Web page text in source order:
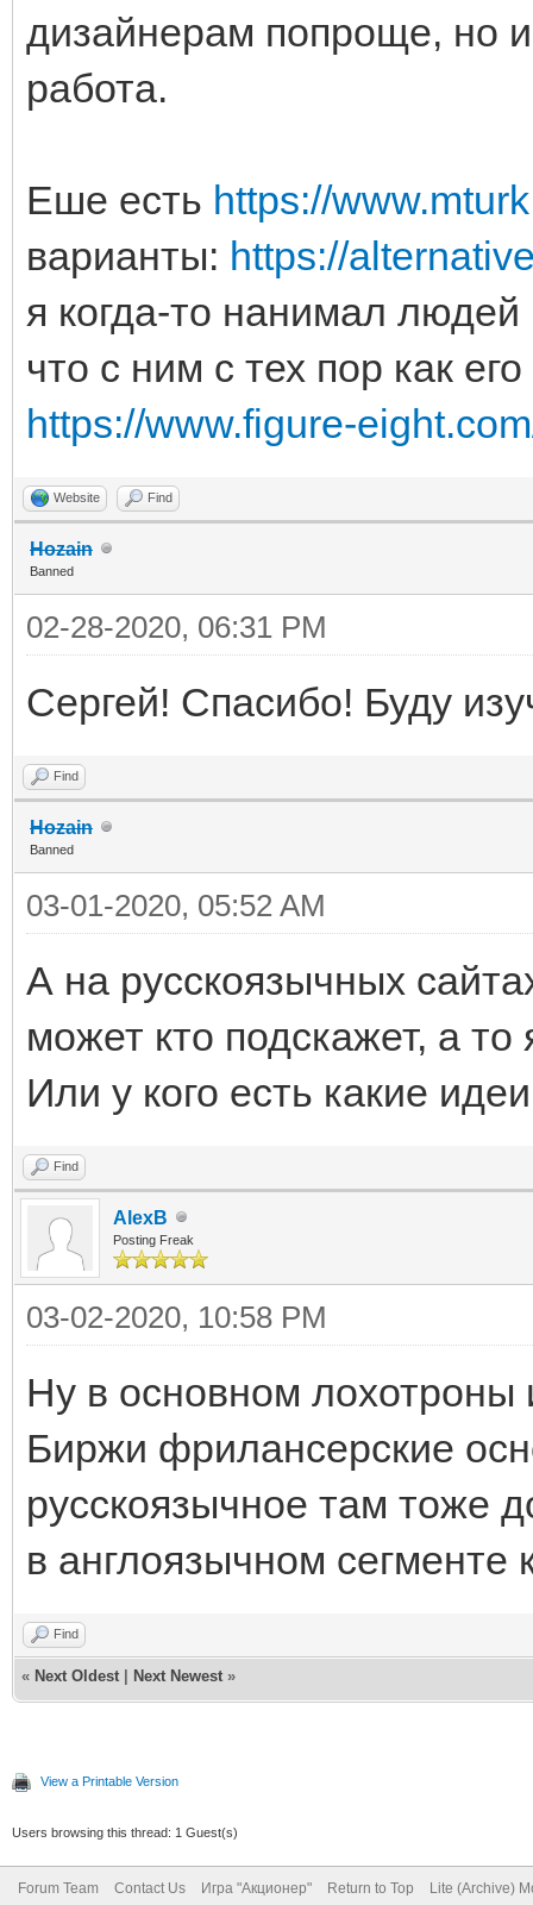
дизайнерам попроще, но
работа.
Еше есть https://
варианты: https://
я когда-то нанимал
что с ним с тех пор как
https://www.figure-
Website Find
Hozain
Banned
02-28-2020, 06:31 PM
Сергей! Спасибо! Буду
Find
Hozain
Banned
03-01-2020, 05:52 AM
А на русскоязычных
может кто подскажет, а
Или у кого есть какие
Find
AlexB
Posting Freak
03-02-2020, 10:58 PM
Ну в основном лохотроны
Биржи фрилансерские
русскоязычное там тоже
в англоязычном сегменте
Find
« Next Oldest Next Newest »
View a Printable Version
Users browsing this thread: 1 Guest(s)
Forum Team Contact Us Игра "Акционер" Return to Top Lite (Archive)